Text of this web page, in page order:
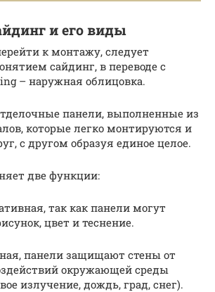
и его виды
к монтажу, следует
сайдинг, в переводе с
– наружная облицовка.
панели, выполненные из
которые легко монтируются и
с другом образуя единое целое.
две функции:
так как панели могут
цвет и теснение.
панели защищают стены от
окружающей среды
излучение, дождь, град, снег).